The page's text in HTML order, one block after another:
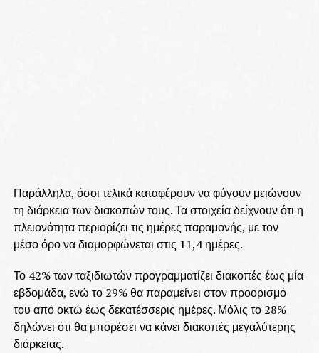
Παράλληλα, όσοι τελικά καταφέρουν να φύγουν μειώνουν
τη διάρκεια των διακοπών τους. Τα στοιχεία δείχνουν ότι η
πλειονότητα περιορίζει τις ημέρες παραμονής, με τον
μέσο όρο να διαμορφώνεται στις 11,4 ημέρες.
Το 42% των ταξιδιωτών προγραμματίζει διακοπές έως μία
εβδομάδα, ενώ το 29% θα παραμείνει στον προορισμό
του από οκτώ έως δεκατέσσερις ημέρες. Μόλις το 28%
δηλώνει ότι θα μπορέσει να κάνει διακοπές μεγαλύτερης
διάρκειας.